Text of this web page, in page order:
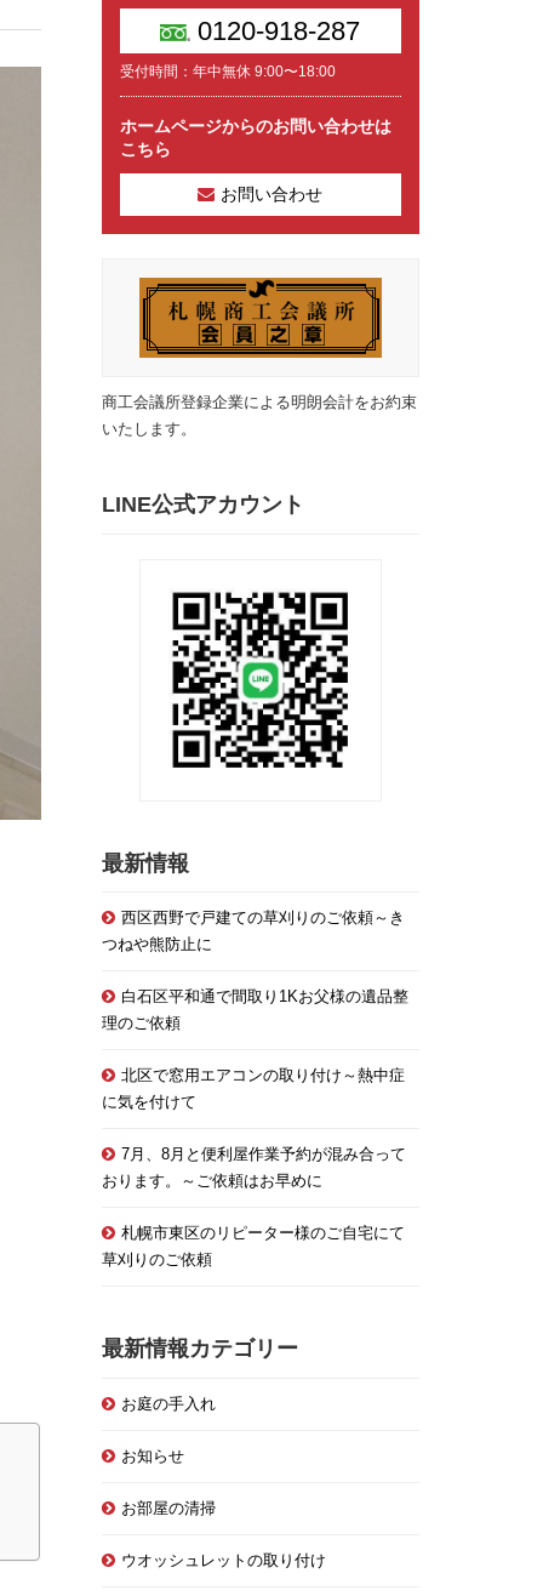
0120-918-287
受付時間：年中無休 9:00〜18:00
ホームページからのお問い合わせは
こちら
お問い合わせ
商工会議所登録企業による明朗会計をお約束
いたします。
LINE公式アカウント
最新情報
西区西野で戸建ての草刈りのご依頼～き
つねや熊防止に
白石区平和通で間取り1Kお父様の遺品整
理のご依頼
北区で窓用エアコンの取り付け～熱中症
に気を付けて
7月、8月と便利屋作業予約が混み合って
おります。～ご依頼はお早めに
札幌市東区のリピーター様のご自宅にて
草刈りのご依頼
最新情報カテゴリー
お庭の手入れ
お知らせ
お部屋の清掃
ウオッシュレットの取り付け